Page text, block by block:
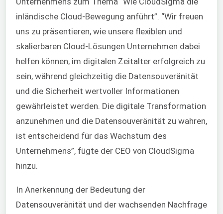
inländische Cloud-Bewegung anführt”. “Wir freuen
uns zu präsentieren, wie unsere flexiblen und
skalierbaren Cloud-Lösungen Unternehmen dabei
helfen können, im digitalen Zeitalter erfolgreich zu
sein, während gleichzeitig die Datensouveränität
und die Sicherheit wertvoller Informationen
gewährleistet werden. Die digitale Transformation
anzunehmen und die Datensouveränität zu wahren,
ist entscheidend für das Wachstum des
Unternehmens”, fügte der CEO von CloudSigma
hinzu.
In Anerkennung der Bedeutung der
Datensouveränität und der wachsenden Nachfrage